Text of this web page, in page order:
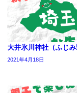
大井氷川神社（ふじみ
2021年4月18日